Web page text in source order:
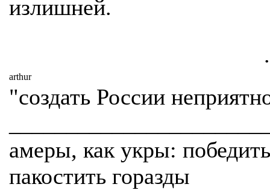
излишней.
.
arthur
"создать России
амеры, как укры:
пакостить горазды